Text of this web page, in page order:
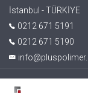
İstanbul - TÜRKİYE
0212 671 5191
0212 671 5190